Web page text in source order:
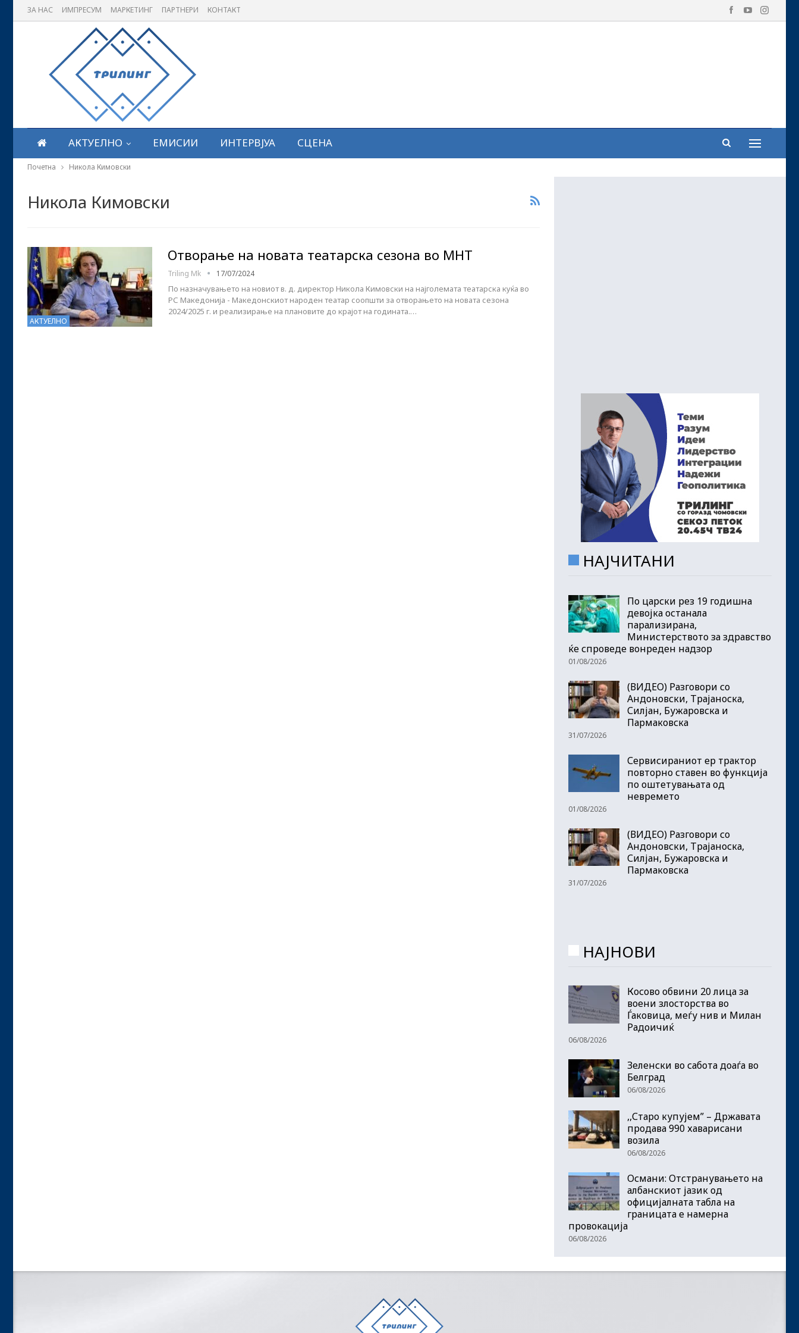
ЗА НАС ИМПРЕСУМ МАРКЕТИНГ ПАРТНЕРИ КОНТАКТ
АКТУЕЛНО ЕМИСИИ ИНТЕРВЈУА СЦЕНА
Почетна Никола Кимовски
Никола Кимовски
АКТУЕЛНО
Отворање на новата театарска сезона во МНТ
Triling Mk 17/07/2024
По назначувањето на новиот в. д. директор Никола Кимовски на најголемата театарска куќа во
РС Македонија - Македонскиот народен театар соопшти за отворањето на новата сезона
2024/2025 г. и реализирање на плановите до крајот на годината.…
НАЈЧИТАНИ
По царски рез 19 годишна
девојка останала
парализирана,
Министерството за здравство
ќе спроведе вонреден надзор
01/08/2026
(ВИДЕО) Разговори со
Андоновски, Трајаноска,
Силјан, Бужаровска и
Пармаковска
31/07/2026
Сервисираниот ер трактор
повторно ставен во функција
по оштетувањата од
невремето
01/08/2026
(ВИДЕО) Разговори со
Андоновски, Трајаноска,
Силјан, Бужаровска и
Пармаковска
31/07/2026
НАЈНОВИ
Косово обвини 20 лица за
воени злосторства во
Ѓаковица, меѓу нив и Милан
Радоичиќ
06/08/2026
Зеленски во сабота доаѓа во
Белград
06/08/2026
,,Старо купујем” – Државата
продава 990 хаварисани
возила
06/08/2026
Османи: Отстранувањето на
албанскиот јазик од
официјалната табла на
границата е намерна
провокација
06/08/2026